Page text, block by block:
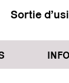
Sortie